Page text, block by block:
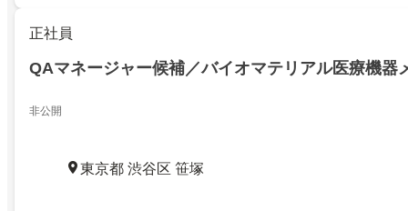
正社員
QAマネージャー候補／バイオマテリアル医療機器
非公開
東京都 渋谷区 笹塚